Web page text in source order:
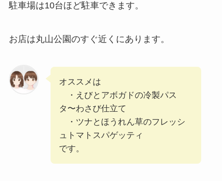
駐車場は10台ほど駐車できます。
お店は丸山公園のすぐ近くにあります。
オススメは
・えびとアボガドの冷製パス
タ〜わさび仕立て
・ツナとほうれん草のフレッシ
ュトマトスパゲッティ
です。